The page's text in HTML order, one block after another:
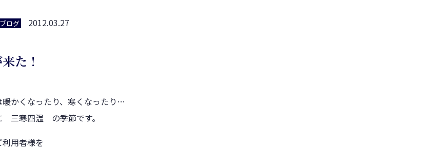
ログ 2012.03.27
た！
暖かくなったり、寒くなったり…
三寒四温 の季節です。
用者様を